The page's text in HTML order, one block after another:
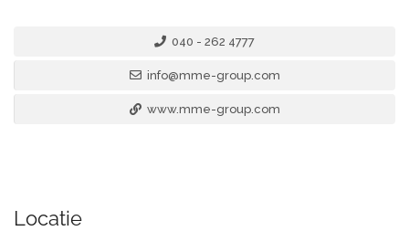
040 - 262 4777
info@mme-group.com
www.mme-group.com
Locatie